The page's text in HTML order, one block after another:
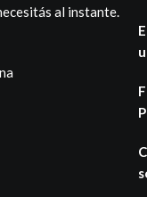
al instante.